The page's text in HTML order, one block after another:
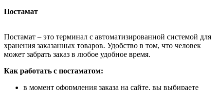
Постамат
Постамат – это терминал с автоматизированной системой для
хранения заказанных товаров. Удобство в том, что человек
может забрать заказ в любое удобное время.
Как работать с постаматом:
в момент оформления заказа на сайте, вы выбираете